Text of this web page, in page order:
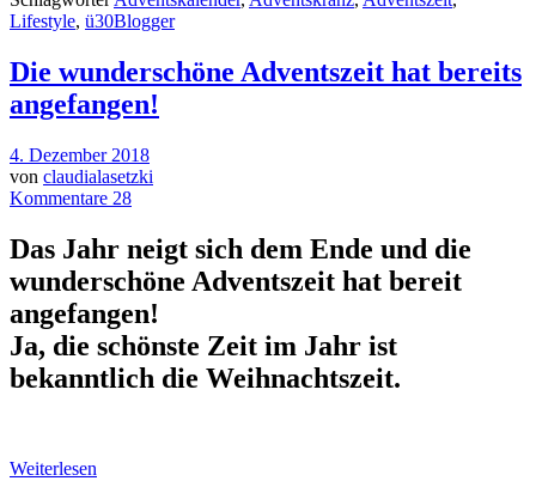
Lifestyle, ü30Blogger
Die wunderschöne Adventszeit hat bereits
angefangen!
4. Dezember 2018
von claudialasetzki
Kommentare 28
Das Jahr neigt sich dem Ende und die
wunderschöne Adventszeit hat bereit
angefangen!
Ja, die schönste Zeit im Jahr ist
bekanntlich die Weihnachtszeit.
Weiterlesen